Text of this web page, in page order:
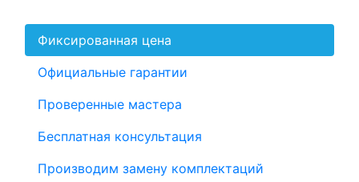
Фиксированная цена
Официальные гарантии
Проверенные мастера
Бесплатная консультация
Производим замену комплектаций